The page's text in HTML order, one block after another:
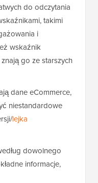
do odczytania
takimi
i
wskaźnik
go ze starszych
dane eCommerce,
niestandardowe
lejka
dowolnego
informacje,